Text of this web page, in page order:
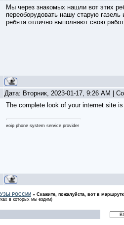
Мы через знакомых нашли вот этих
переоборудовать нашу старую газель
ребята отлично выполняют свою
Дата: Вторник, 2023-01-17, 9:26 AM |
The complete look of your internet site
voip phone system service provider
РОССИИ » Скажите, пожалуйста, вот в
в которых мы ездим)